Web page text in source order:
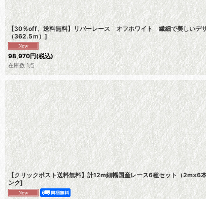
【30％off、送料無料】リバーレース オフホワイト 繊細で美しい
（362.5ｍ）]
98,970円(税込)
在庫数 1点
【クリックポスト送料無料】計12m細幅国産レース6種セット（2m×6
ンク]